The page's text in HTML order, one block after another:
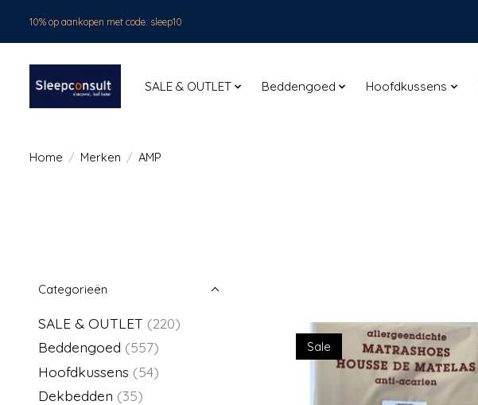
10% op aankopen met code: sleep10
SALE & OUTLET Beddengoed Hoofdkussens
Home / Merken / AMP
Categorieën
SALE & OUTLET (220)
Beddengoed (557)
Hoofdkussens (54)
Dekbedden (35)
Sale